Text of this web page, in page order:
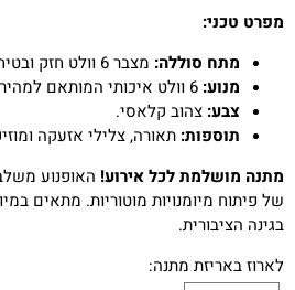
מפרט טכני:
מתח סוללה: מצבר 6 וולט חזק ובטיחותי.
מנוע:
צבע: צהוב קלאסי.
תוספות: תאורה, צלילי אזעקה
מתנה מושלמת לכל אירוע! האופנוע
של פיתוח מיומנויות מוטוריות. מתאים
בגינה הציבורית.
לארוז באריזת מתנה: